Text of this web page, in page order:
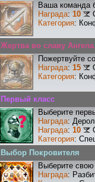
Ваша команда
Награда: 10
Категория:
Жертва во славу
Пожертвуйте
Награда: 15
Категория:
Первый класс
Выберите
Награда:
Награда: 10
Категория:
Выбор Покровителя
Выберите свою
Награда: